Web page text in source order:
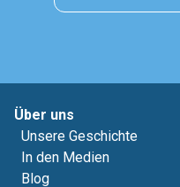
Über uns
Unsere Geschichte
In den Medien
Blog